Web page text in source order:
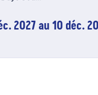
2027 au 10 déc.